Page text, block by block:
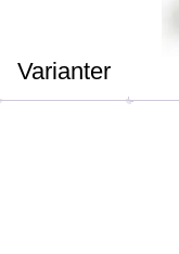
Varianter